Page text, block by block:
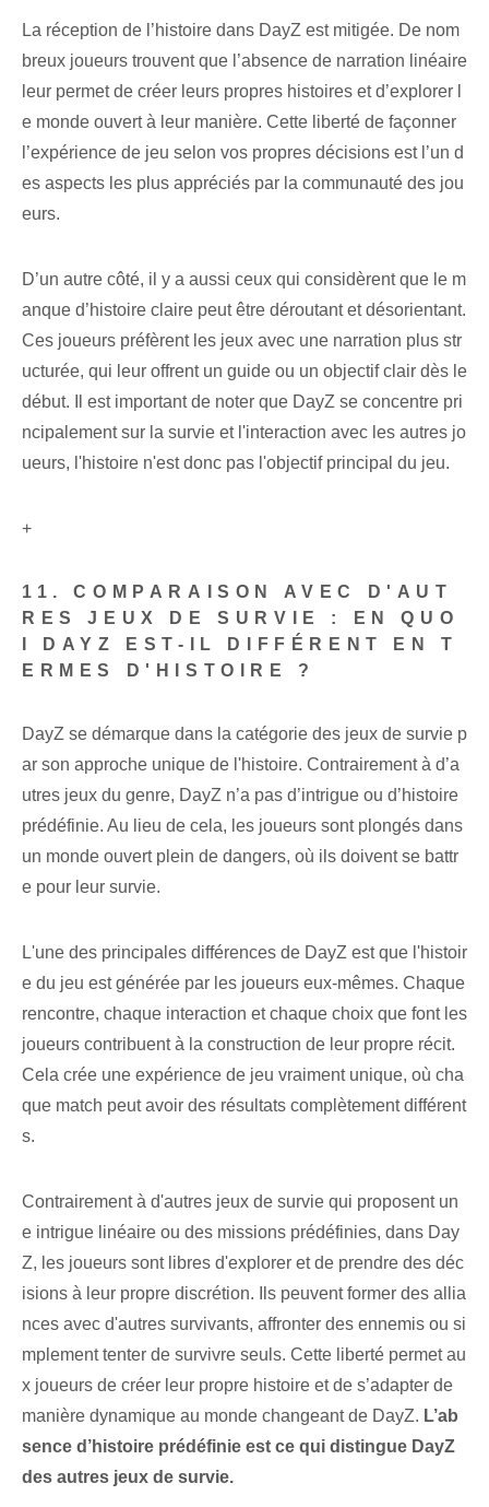
La réception de l’histoire dans DayZ est mitigée. De nom
breux joueurs trouvent que l’absence de narration linéaire
leur permet de créer leurs propres histoires et d’explorer l
e monde ouvert à leur manière. Cette liberté de façonner
l’expérience de jeu selon vos propres décisions est l’un d
es aspects les plus appréciés par la communauté des jou
eurs.
D’un autre côté, il y a aussi ceux qui considèrent que le m
anque d’histoire claire peut être déroutant et désorientant.
Ces joueurs préfèrent les jeux avec une narration plus str
ucturée, qui leur offrent un guide ou un objectif clair dès le
début. Il est important de noter que DayZ se concentre pri
ncipalement sur la survie et l'interaction avec les autres jo
ueurs, l'histoire n'est donc pas l'objectif principal du jeu.
+
11. COMPARAISON AVEC D'AUT
RES JEUX DE SURVIE : EN QUO
I DAYZ EST-IL DIFFÉRENT EN T
ERMES D'HISTOIRE ?
DayZ se démarque dans la catégorie des jeux de survie p
ar son approche unique de l'histoire. Contrairement à d’a
utres jeux du genre, DayZ n’a pas d’intrigue ou d’histoire
prédéfinie. Au lieu de cela, les joueurs sont plongés dans
un monde ouvert plein de dangers, où ils doivent se battr
e pour leur survie.
L'une des principales différences de DayZ est que l'histoir
e du jeu est générée par les joueurs eux-mêmes. Chaque
rencontre, chaque interaction et chaque choix que font les
joueurs contribuent à la construction de leur propre récit.
Cela crée une expérience de jeu vraiment unique, où cha
que match peut avoir des résultats complètement différent
s.
Contrairement à d'autres jeux de survie qui proposent un
e intrigue linéaire ou des missions prédéfinies, dans Day
Z, les joueurs sont libres d'explorer et de prendre des déc
isions à leur propre discrétion. Ils peuvent former des allia
nces avec d'autres survivants, affronter des ennemis ou si
mplement tenter de survivre seuls. Cette liberté permet au
x joueurs de créer leur propre histoire et de s’adapter de
manière dynamique au monde changeant de DayZ. L’ab
sence d’histoire prédéfinie est ce qui distingue DayZ
des autres jeux de survie.